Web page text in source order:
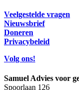
Veelgestelde vragen
Nieuwsbrief
Doneren
Privacybeleid
Volg ons!
Samuel Advies voor
Spoorlaan 126